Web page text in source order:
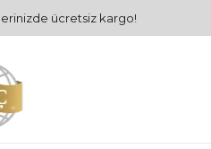
ücretsiz kargo!